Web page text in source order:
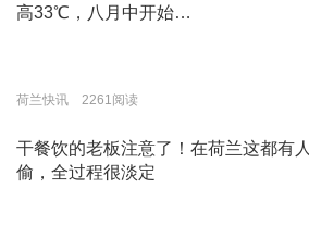
高33℃，八月中开始…
荷兰快讯 2261阅读
干餐饮的老板注意了！在荷兰这都有人
偷，全过程很淡定